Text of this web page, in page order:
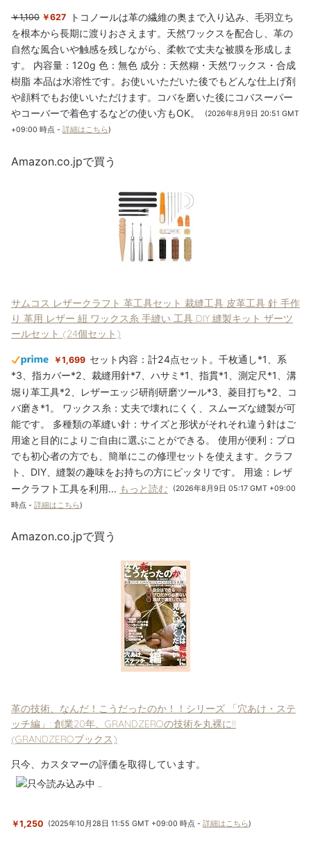
￥1,100 ￥627
トコノールは革の繊維の奥まで入り込み、毛羽立ち
を根本から長期に渡りおさえます。天然ワックスを配合し、革の
自然な風合いや触感を残しながら、柔軟で丈夫な被膜を形成しま
す。 内容量：120g 色：無色 成分：天然糊・天然ワックス・合成
樹脂 本品は水溶性です。お使いいただいた後でもどんな仕上げ剤
や顔料でもお使いいただけます。コバを磨いた後にコバスーパー
やコーバーで着色するなどの使い方もOK。
(2026年8月9日 20:51 GMT
+09:00 時点 - 詳細はこちら)
Amazon.co.jpで買う
サムコス レザークラフト 革工具セット 裁縫工具 皮革工具 針 手作
り 革用 レザー 紐 ワックス糸 手縫い 工具 DIY 縫製キット ザーツ
ールセット (24個セット)
￥1,699 セット内容：計24点セット。千枚通し*1、系
*3、指カバー*2、裁縫用針*7、ハサミ*1、指貫*1、測定尺*1、溝
堀り革工具*2、レザーエッジ研削研磨ツール*3、菱目打ち*2、コ
バ磨き*1。 ワックス糸：丈夫で壊れにくく、スムーズな縫製が可
能です。 多種類の革縫い針：サイズと形状がそれそれ違う針はご
用途と目的によりご自由に選ぶことができる。 使用が便利：プロ
でも初心者の方でも、簡単にこの修理セットを使えます。クラフ
ト、DIY、縫製の趣味をお持ちの方にピッタリです。 用途：レザ
ークラフト工具を利用... もっと読む
(2026年8月9日 05:17 GMT +09:00
時点 - 詳細はこちら)
Amazon.co.jpで買う
革の技術、なんだ！こうだったのか！！シリーズ 「穴あけ・ステ
ッチ編」: 創業20年、GRANDZEROの技術を丸裸に!!
(GRANDZEROブックス)
只今、カスタマーの評価を取得しています。
￥1,250 (2025年10月28日 11:55 GMT +09:00 時点 -詳細はこちら)